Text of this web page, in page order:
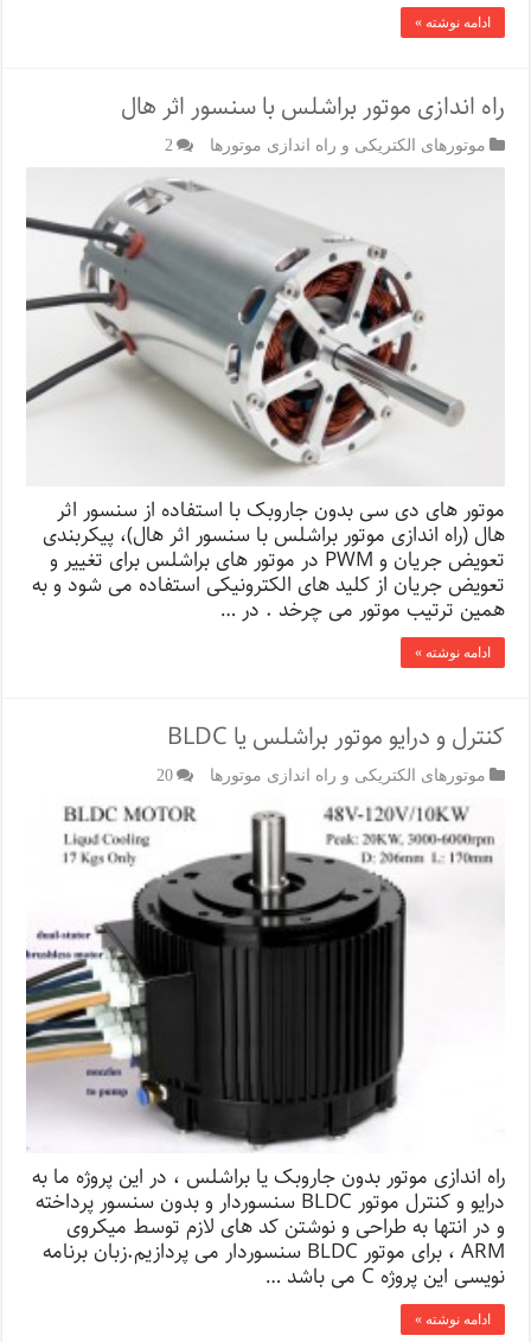
ادامه نوشته »
راه اندازی موتور براشلس با سنسور اثر هال
موتورهای الکتریکی و راه اندازی موتورها 2
موتور های دی سی بدون جاروبک با استفاده از سنسور اثر
هال (راه اندازی موتور براشلس با سنسور اثر هال)، پیکربندی
تعویض جریان و PWM در موتور های براشلس برای تغییر و
تعویض جریان از کلید های الکترونیکی استفاده می شود و به
همین ترتیب موتور می چرخد . در …
ادامه نوشته »
کنترل و درایو موتور براشلس یا BLDC
موتورهای الکتریکی و راه اندازی موتورها 20
راه اندازی موتور بدون جاروبک یا براشلس ، در این پروژه ما به
درایو و کنترل موتور BLDC سنسوردار و بدون سنسور پرداخته
و در انتها به طراحی و نوشتن کد های لازم توسط میکروی
ARM ، برای موتور BLDC سنسوردار می پردازیم.زبان برنامه
نویسی این پروژه C می باشد …
ادامه نوشته »